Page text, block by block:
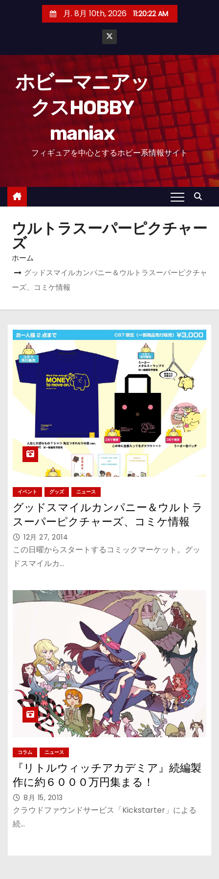
月. 8月 10th, 2026 11:20:23 AM
ホビーマニアッ
クスHOBBY
maniax
フィギュアを中心とするホビー系情報サイト
ウルトラスーパーピクチャー
ズ
ホーム
グッドスマイルカンパニー＆ウルトラスーパーピクチャ
ーズ、コミケ情報
イベント グッズ ニュース
グッドスマイルカンパニー＆ウルトラ
スーパーピクチャーズ、コミケ情報
12月 27, 2014
この日曜からスタートするコミックマーケット。グッ
ドスマイルカ…
コラム ニュース
『リトルウィッチアカデミア』続編製
作に約６０００万円集まる！
8月 15, 2013
クラウドファウンドサービス「Kickstarter」による
続…